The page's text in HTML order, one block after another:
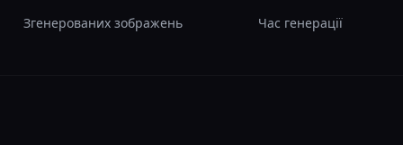
Згенерованих зображень Час генерації